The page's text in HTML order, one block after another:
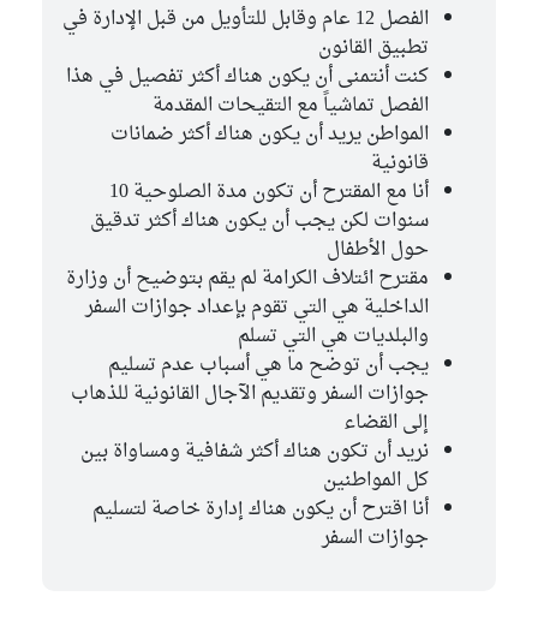
الفصل 12 عام وقابل للتأويل من قبل الإدارة في
تطبيق القانون
كنت أنتمنى أن يكون هناك أكثر تفصيل في هذا
الفصل تماشياً مع التقيحات المقدمة
المواطن يريد أن يكون هناك أكثر ضمانات
قانونية
أنا مع المقترح أن تكون مدة الصلوحية 10
سنوات لكن يجب أن يكون هناك أكثر تدقيق
حول الأطفال
مقترح ائتلاف الكرامة لم يقم بتوضيح أن وزارة
الداخلية هي التي تقوم بإعداد جوازات السفر
والبلديات هي التي تسلم
يجب أن توضح ما هي أسباب عدم تسليم
جوازات السفر وتقديم الآجال القانونية للذهاب
إلى القضاء
نريد أن تكون هناك أكثر شفافية ومساواة بين
كل المواطنين
أنا اقترح أن يكون هناك إدارة خاصة لتسليم
جوازات السفر